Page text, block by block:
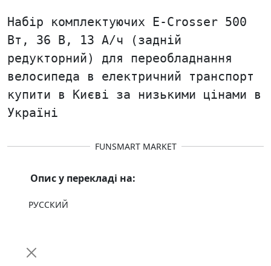
Набір комплектуючих E-Crosser 500
Вт, 36 В, 13 А/ч (задній
редукторний) для переобладнання
велосипеда в електричний транспорт
купити в Києві за низькими цінами в
Україні
FUNSMART MARKET
Опис у перекладі на:
РУССКИЙ